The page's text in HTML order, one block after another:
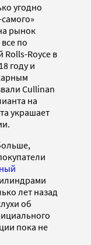
угодно
рынок
по
Royce в
году и
Cullinan
на
украшает
лет назад
об
пока не